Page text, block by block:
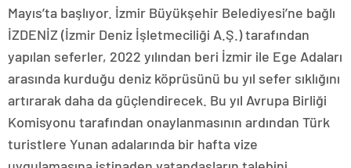
Mayıs’ta başlıyor. İzmir Büyükşehir Belediyesi’ne bağlı
İZDENİZ (İzmir Deniz İşletmeciliği A.Ş.) tarafından
yapılan seferler, 2022 yılından beri İzmir ile Ege Adaları
arasında kurduğu deniz köprüsünü bu yıl sefer sıklığını
artırarak daha da güçlendirecek. Bu yıl Avrupa Birliği
Komisyonu tarafından onaylanmasının ardından Türk
turistlere Yunan adalarında bir hafta vize